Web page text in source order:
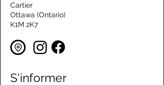
Cartier
Ottawa (Ontario)
K1M 2K7
S'informer